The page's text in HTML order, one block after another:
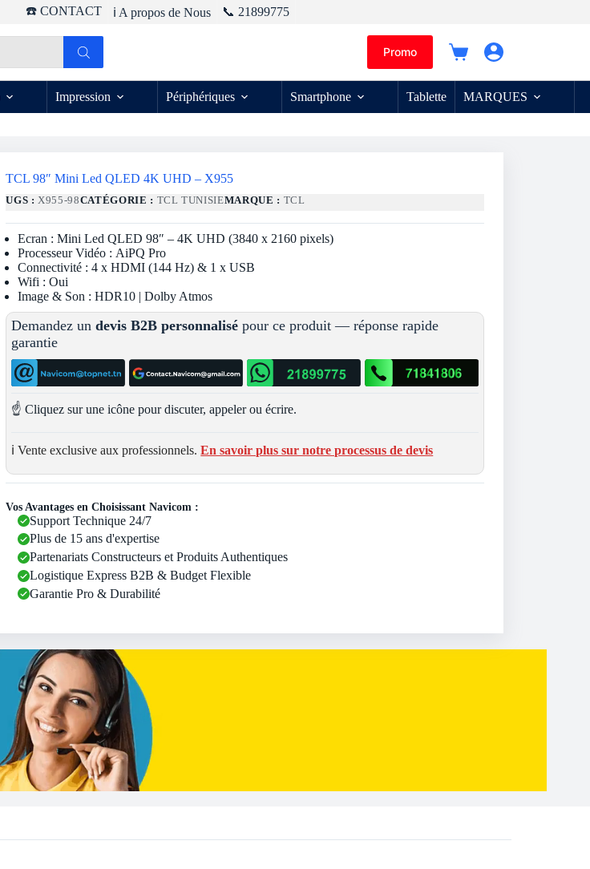
☎️ CONTACT ℹ️ A propos de Nous 📞 21899775
Promo
Panier
Impression Périphériques Smartphone Tablette MARQUES
TCL 98″ Mini Led QLED 4K UHD – X955
UGS :X955-98CATÉGORIE : TCL TUNISIEMARQUE : TCL
Ecran : Mini Led QLED 98″ – 4K UHD (3840 x 2160 pixels)
Processeur Vidéo : AiPQ Pro
Connectivité : 4 x HDMI (144 Hz) & 1 x USB
Wifi : Oui
Image & Son : HDR10 | Dolby Atmos
Demandez undevis B2B personnalisé pour ce produit — réponse rapide
garantie
☝️ Cliquez sur une icône pour discuter, appeler ou écrire.
ℹ️ Vente exclusive aux professionnels.En savoir plus sur notre processus de devis
Vos Avantages en Choisissant Navicom :
Support Technique 24/7
Plus de 15 ans d'expertise
Partenariats Constructeurs et Produits Authentiques
Logistique Express B2B & Budget Flexible
Garantie Pro & Durabilité